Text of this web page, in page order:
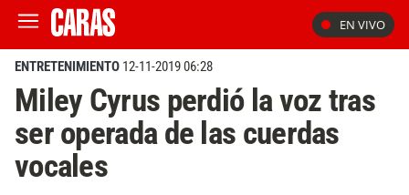
EN VIVO
ENTRETENIMIENTO 12-11-2019 06:28
Miley Cyrus perdió la voz tras
ser operada de las cuerdas
vocales